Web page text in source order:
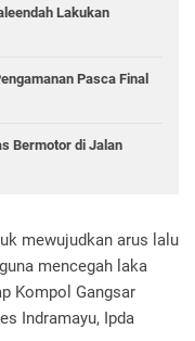
Lakukan
Pasca Final
Bermotor di Jalan
mewujudkan arus lalu
mencegah laka
Kompol Gangsar
Indramayu, Ipda